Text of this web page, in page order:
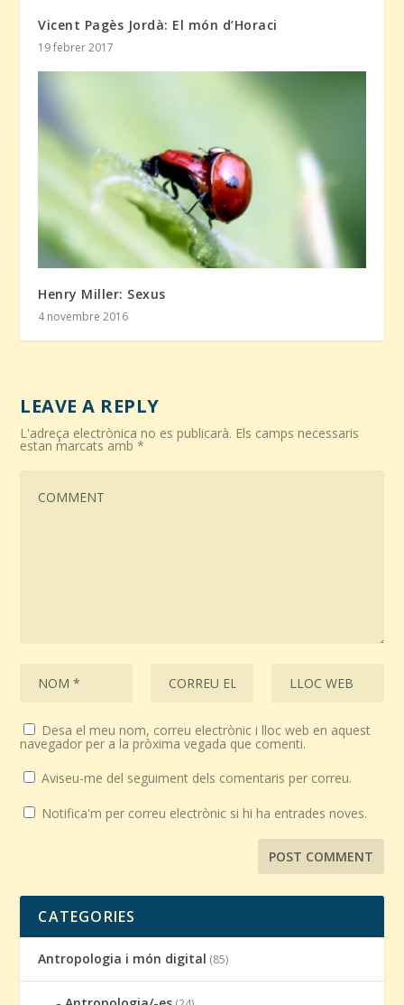
Vicent Pagès Jordà: El món d’Horaci
19 febrer 2017
Henry Miller: Sexus
4 novembre 2016
LEAVE A REPLY
L'adreça electrònica no es publicarà. Els camps necessaris
estan marcats amb*
Desa el meu nom, correu electrònic i lloc web en aquest
navegador per a la pròxima vegada que comenti.
Aviseu-me del seguiment dels comentaris per correu.
Notifica'm per correu electrònic si hi ha entrades noves.
CATEGORIES
Antropologia i món digital (85)